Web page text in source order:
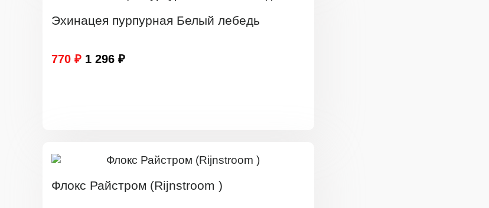
Эхинацея пурпурная Белый лебедь
770 ₽ 1 296 ₽
Флокс Райстром (Rijnstroom )